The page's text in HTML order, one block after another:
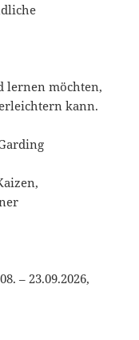
lernen möchten,
kann.
– 23.09.2026,